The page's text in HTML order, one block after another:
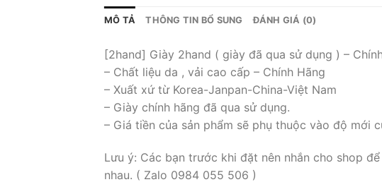
MÔ TẢ THÔNG TIN BỔ SUNG ĐÁNH GIÁ (0)
[2hand] Giày 2hand ( giày đã qua sử dụng ) –
– Chất liệu da , vải cao cấp – Chính Hãng
– Xuất xứ từ Korea-Janpan-China-Việt Nam
– Giày chính hãng đã qua sử dụng.
– Giá tiền của sản phẩm sẽ phụ thuộc vào độ mới
Lưu ý: Các bạn trước khi đặt nên nhắn cho shop
nhau. ( Zalo 0984 055 506 )